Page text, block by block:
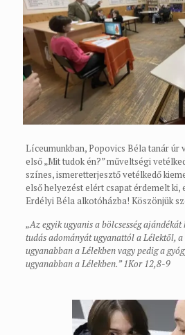
Líceumunkban, Popovics Béla tanár úr
első „Mit tudok én?” műveltségi
színes, ismeretterjesztő vetélkedő
első helyezést elért csapat érdemelt ki,
Erdélyi Béla alkotóházba! Köszönjük
„Az egyik ugyanis a bölcsesség
tudás adományát ugyanattól a Lélektől,
ugyanabban a Lélekben vagy pedig a
ugyanabban a Lélekben.” 1Kor 12,8-9